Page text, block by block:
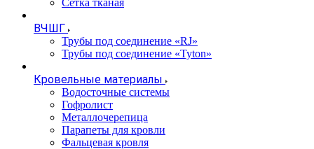
Сетка тканая
ВЧШГ
Трубы под соединение «RJ»
Трубы под соединение «Tyton»
Кровельные материалы
Водосточные системы
Гофролист
Металлочерепица
Парапеты для кровли
Фальцевая кровля